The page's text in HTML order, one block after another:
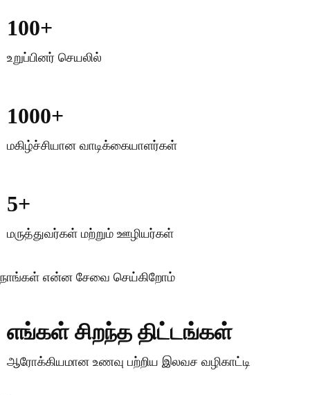
100+
உறுப்பினர் செயலில்
1000+
மகிழ்ச்சியான வாடிக்கையாளர்கள்
5+
மருத்துவர்கள் மற்றும் ஊழியர்கள்
நாங்கள் என்ன சேவை செய்கிறோம்
எங்கள் சிறந்த திட்டங்கள்
ஆரோக்கியமான உணவு பற்றிய இலவச வழிகாட்டி